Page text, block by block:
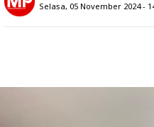
Selasa, 05 November 2024 -